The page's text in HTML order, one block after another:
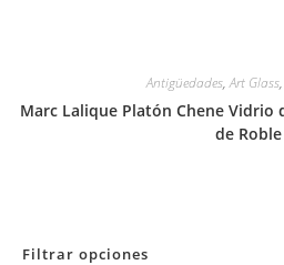
Antigüedades,Art Glass,
Marc Lalique Platón Chene Vidrio
de Roble
Filtrar opciones